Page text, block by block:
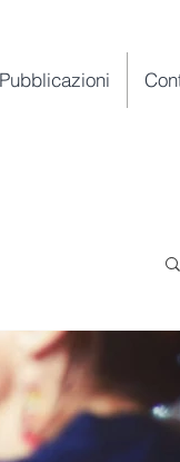
Pubblicazioni